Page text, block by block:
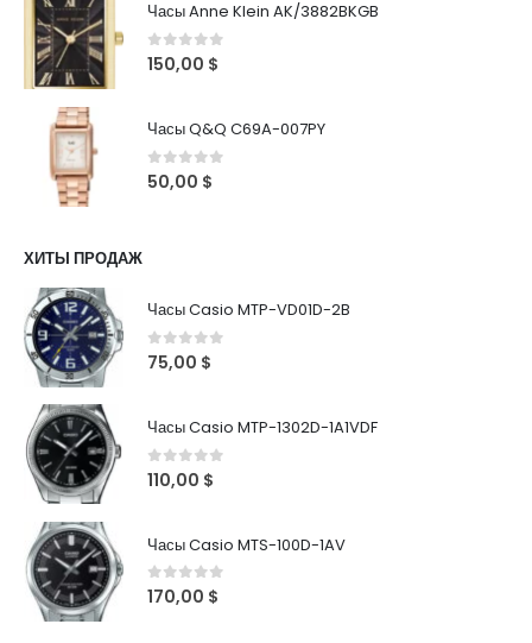
Часы Anne Klein AK/3882BKGB
0out of 5
150,00 $
Часы Q&Q C69A-007PY
0out of 5
50,00 $
ХИТЫ ПРОДАЖ
Часы Casio MTP-VD01D-2B
0out of 5
75,00 $
Часы Casio MTP-1302D-1A1VDF
0out of 5
110,00 $
Часы Casio MTS-100D-1AV
0out of 5
170,00 $